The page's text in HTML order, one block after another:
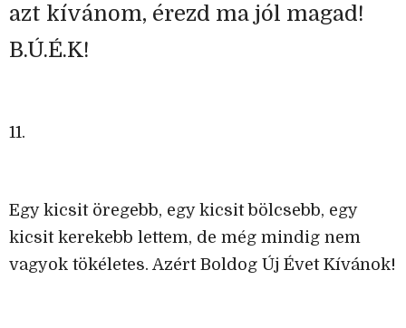
azt kívánom, érezd ma jól magad!
B.Ú.É.K!
11.
Egy kicsit öregebb, egy kicsit bölcsebb, egy
kicsit kerekebb lettem, de még mindig nem
vagyok tökéletes. Azért Boldog Új Évet Kívánok!